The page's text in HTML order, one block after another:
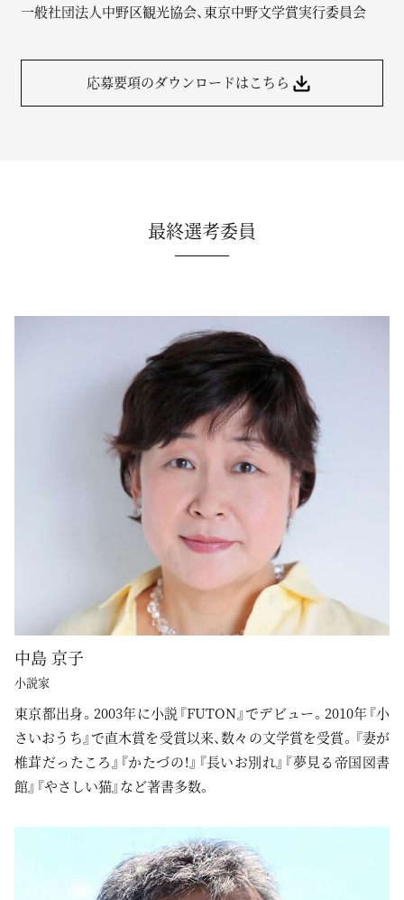
一般社団法人中野区観光協会、東京中野文学賞実行委員会
応募要項のダウンロードはこちら
最終選考委員
中島 京子
小説家
東京都出身。2003年に小説『FUTON』でデビュー。2010年『小
さいおうち』で直木賞を受賞以来、数々の文学賞を受賞。『妻が
椎茸だったころ』『かたづの！』『長いお別れ』『夢見る帝国図書
館』『やさしい猫』など著書多数。